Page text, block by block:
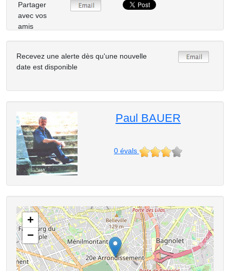
Partager
avec vos
amis
Recevez une alerte dès qu'une nouvelle
date est disponible
Paul BAUER
0évals
+
−